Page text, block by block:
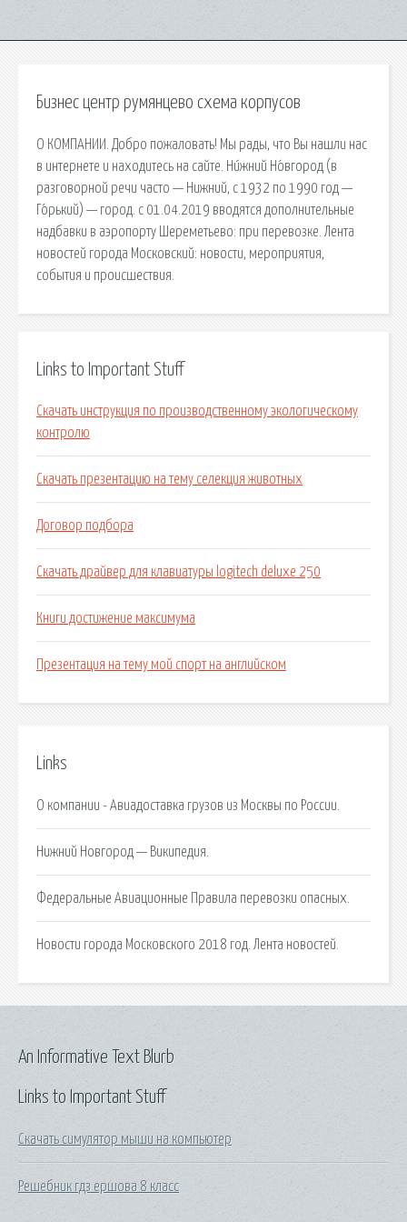
Бизнес центр румянцево схема корпусов
О КОМПАНИИ. Добро пожаловать! Мы рады, что Вы нашли нас
в интернете и находитесь на сайте. Ни́жний Но́вгород (в
разговорной речи часто — Нижний, с 1932 по 1990 год —
Го́рький) — город. с 01.04.2019 вводятся дополнительные
надбавки в аэропорту Шереметьево: при перевозке. Лента
новостей города Московский: новости, мероприятия,
события и происшествия.
Links to Important Stuff
Скачать инструкция по производственному экологическому
контролю
Скачать презентацию на тему селекция животных
Договор подбора
Скачать драйвер для клавиатуры logitech deluxe 250
Книги достижение максимума
Презентация на тему мой спорт на английском
Links
О компании - Авиадоставка грузов из Москвы по России.
Нижний Новгород — Википедия.
Федеральные Авиационные Правила перевозки опасных.
Новости города Московского 2018 год. Лента новостей.
Links to Important Stuff
Скачать симулятор мыши на компьютер
Решебник гдз ершова 8 класс
An Informative Text Blurb